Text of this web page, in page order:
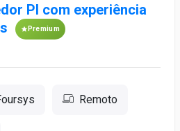
Pl com experiência
Premium
Remoto